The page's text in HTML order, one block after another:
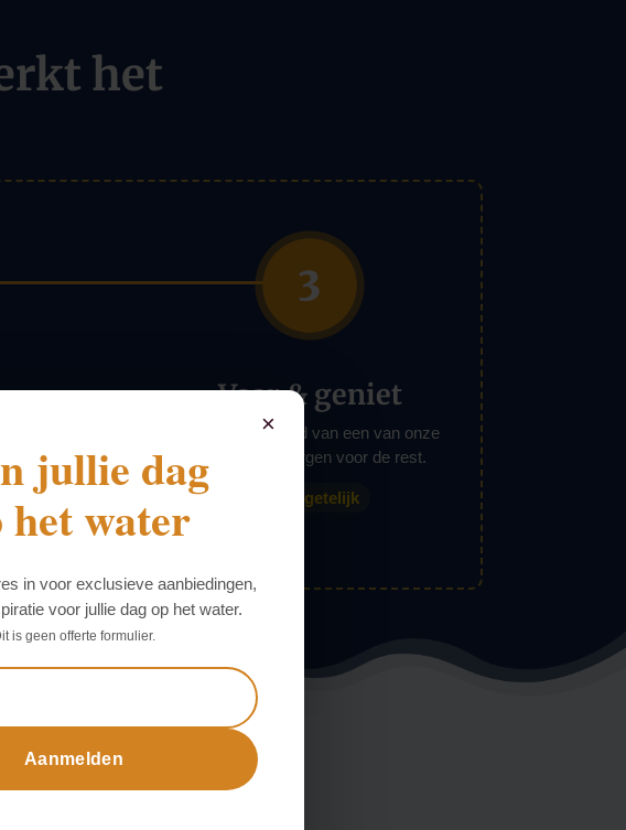
het
Vaar & geniet
U stapt aan boord van een van onze
boten en wij zorgen voor de rest.
onvergetelijk
×
jullie dag
het water
in voor exclusieve aanbiedingen,
voor jullie dag op het water.
is geen offerte formulier.
Aanmelden